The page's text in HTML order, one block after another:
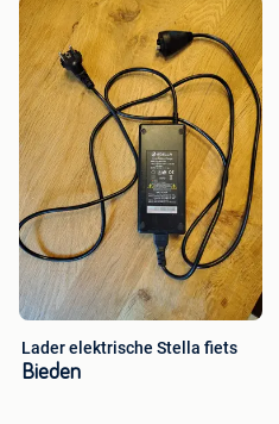
Lader elektrische Stella fiets
Bieden